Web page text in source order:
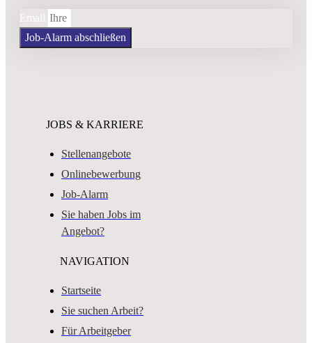
Email
Job-Alarm abschließen
JOBS & KARRIERE
Stellenangebote
Onlinebewerbung
Job-Alarm
Sie haben Jobs im
Angebot?
NAVIGATION
Startseite
Sie suchen Arbeit?
Für Arbeitgeber